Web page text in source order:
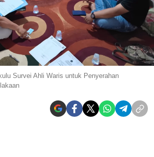
Survei Ahli Waris untuk Penyerahan